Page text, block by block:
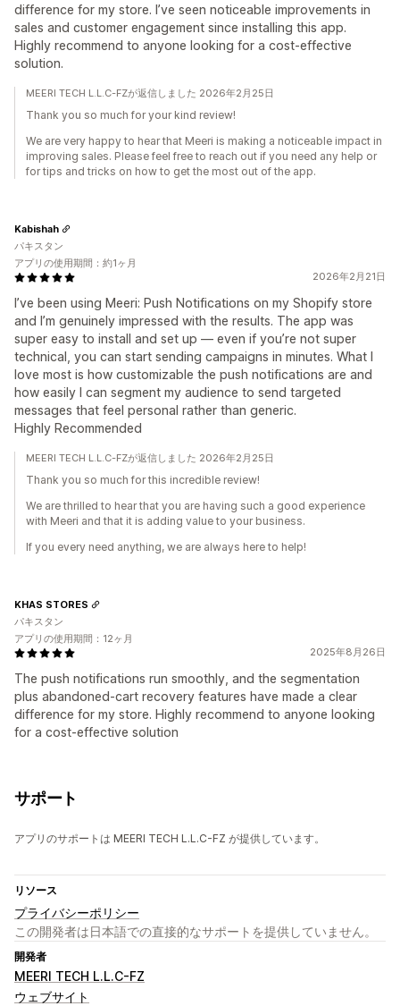
difference for my store. I’ve seen noticeable improvements in
sales and customer engagement since installing this app.
Highly recommend to anyone looking for a cost-effective
solution.
MEERI TECH L.L.C-FZが返信しました 2026年2月25日
Thank you so much for your kind review!
We are very happy to hear that Meeri is making a noticeable impact in
improving sales. Please feel free to reach out if you need any help or
for tips and tricks on how to get the most out of the app.
2026年2月21日
I’ve been using Meeri: Push Notifications on my Shopify store
and I’m genuinely impressed with the results. The app was
super easy to install and set up — even if you’re not super
technical, you can start sending campaigns in minutes. What I
love most is how customizable the push notifications are and
how easily I can segment my audience to send targeted
messages that feel personal rather than generic.
Highly Recommended
Kabishah
パキスタン
アプリの使用期間：約1ヶ月
MEERI TECH L.L.C-FZが返信しました 2026年2月25日
Thank you so much for this incredible review!
We are thrilled to hear that you are having such a good experience
with Meeri and that it is adding value to your business.
If you every need anything, we are always here to help!
2025年8月26日
The push notifications run smoothly, and the segmentation
plus abandoned-cart recovery features have made a clear
difference for my store. Highly recommend to anyone looking
for a cost-effective solution
KHAS STORES
パキスタン
アプリの使用期間：12ヶ月
サポート
アプリのサポートは MEERI TECH L.L.C-FZ が提供しています。
リソース
プライバシーポリシー
この開発者は日本語での直接的なサポートを提供していません。
開発者
MEERI TECH L.L.C-FZ
ウェブサイト